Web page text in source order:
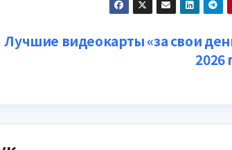
Лучшие видеокарты «за свои
2026